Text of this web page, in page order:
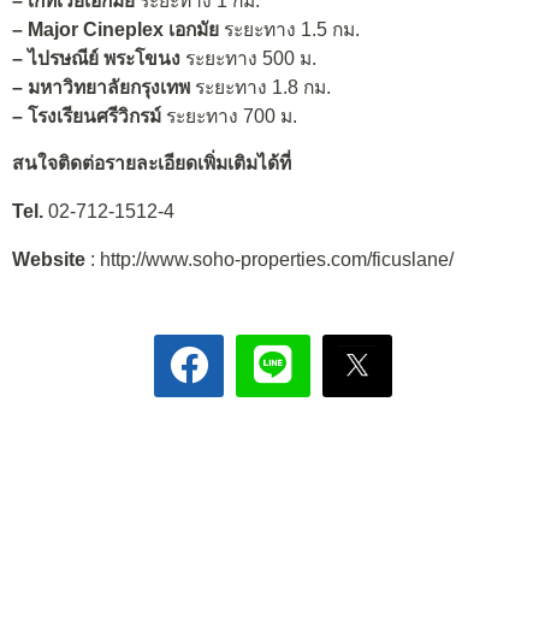
– Major Cineplex เอกมัย ระยะทาง 1.5 กม.
–ไปรษณีย์ พระโขนง ระยะทาง 500 ม.
– มหาวิทยาลัยกรุงเทพ ระยะทาง 1.8 กม.
– โรงเรียนศรีวิกรม์ ระยะทาง 700 ม.
สนใจติดต่อรายละเอียดเพิ่มเติมได้ที่
Tel. 02-712-1512-4
Website : http://www.soho-properties.com/ficuslane/